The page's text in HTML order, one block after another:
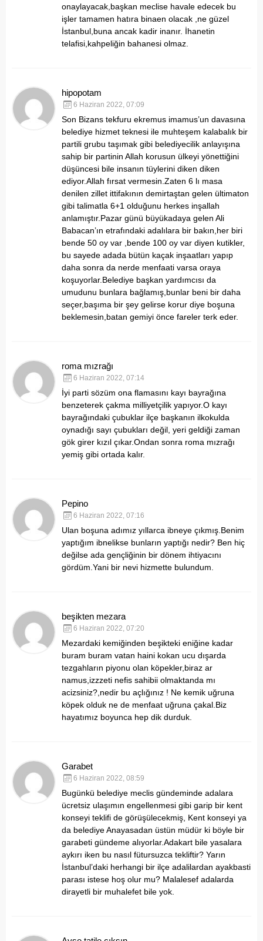
onaylayacak,başkan meclise havale edecek bu
işler tamamen hatıra binaen olacak ,ne güzel
İstanbul,buna ancak kadir inanır. İhanetin
telafisi,kahpeliğin bahanesi olmaz.
hipopotam
6 Haziran 2022, 07:09
Son Bizans tekfuru ekremus imamus’un davasına
belediye hizmet teknesi ile muhteşem kalabalık bir
partili grubu taşımak gibi belediyecilik anlayışına
sahip bir partinin Allah korusun ülkeyi yönettiğini
düşüncesi bile insanın tüylerini diken diken
ediyor.Allah fırsat vermesin.Zaten 6 lı masa
denilen zillet ittifakının demirtaştan gelen ültimaton
gibi talimatla 6+1 olduğunu herkes inşallah
anlamıştır.Pazar günü büyükadaya gelen Ali
Babacan’ın etrafındaki adalılara bir bakın,her biri
bende 50 oy var ,bende 100 oy var diyen kutikler,
bu sayede adada bütün kaçak inşaatları yapıp
daha sonra da nerde menfaati varsa oraya
koşuyorlar.Belediye başkan yardımcısı da
umudunu bunlara bağlamış,bunlar beni bir daha
seçer,başıma bir şey gelirse korur diye boşuna
beklemesin,batan gemiyi önce fareler terk eder.
roma mızrağı
6 Haziran 2022, 07:14
İyi parti sözüm ona flamasını kayı bayrağına
benzeterek çakma milliyetçilik yapıyor.O kayı
bayrağındaki çubuklar ilçe başkanın ilkokulda
oynadığı sayı çubukları değil, yeri geldiği zaman
gök girer kızıl çıkar.Ondan sonra roma mızrağı
yemiş gibi ortada kalır.
Pepino
6 Haziran 2022, 07:16
Ulan boşuna adımız yıllarca ibneye çıkmış.Benim
yaptığım ibnelikse bunların yaptığı nedir? Ben hiç
değilse ada gençliğinin bir dönem ihtiyacını
gördüm.Yani bir nevi hizmette bulundum.
beşikten mezara
6 Haziran 2022, 07:20
Mezardaki kemiğinden beşikteki eniğine kadar
buram buram vatan haini kokan ucu dışarda
tezgahların piyonu olan köpekler,biraz ar
namus,izzzeti nefis sahibii olmaktanda mı
acizsiniz?,nedir bu açlığınız ! Ne kemik uğruna
köpek olduk ne de menfaat uğruna çakal.Biz
hayatımız boyunca hep dik durduk.
Garabet
6 Haziran 2022, 08:59
Bugünkü belediye meclis gündeminde adalara
ücretsiz ulaşımın engellenmesi gibi garip bir kent
konseyi teklifi de görüşülecekmiş, Kent konseyi ya
da belediye Anayasadan üstün müdür ki böyle bir
garabeti gündeme alıyorlar.Adakart bile yasalara
aykırı iken bu nasıl fütursuzca tekliftir? Yarın
İstanbul’daki herhangi bir ilçe adalilardan ayakbasti
parası istese hoş olur mu? Malalesef adalarda
dirayetli bir muhalefet bile yok.